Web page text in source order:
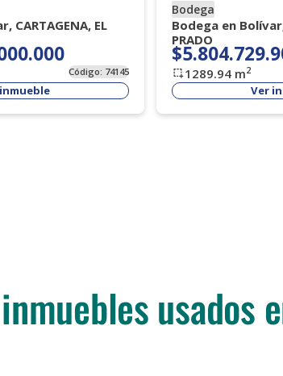
CARTAGENA, EL
Código: 74145
Bodega
Bodega en Bolívar,
PRADO
1289.94m2
Ver
usados